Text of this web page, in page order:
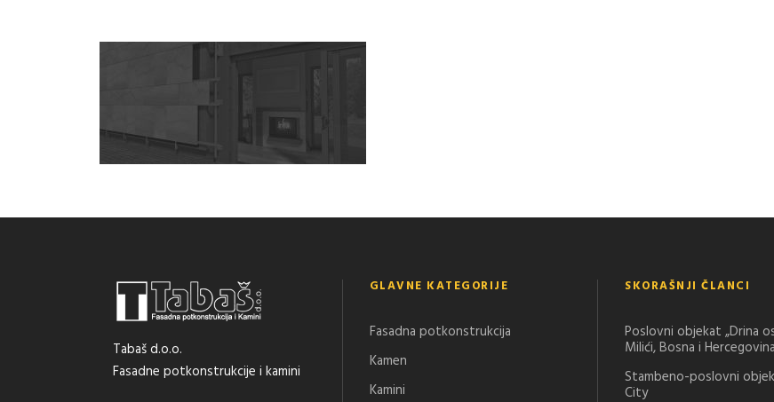
Tabaš d.o.o.
Fasadne potkonstrukcije i kamini
GLAVNE KATEGORIJE
Fasadna potkonstrukcija
Kamen
Kamini
SKORAŠNJI ČLANCI
Poslovni objekat „Drina
Milići, Bosna i Hercegovina
Stambeno-poslovni
City